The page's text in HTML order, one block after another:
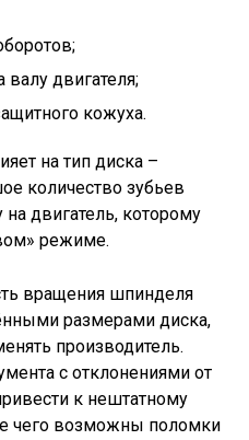
двигателя;
кожуха.
на тип диска –
количество зубьев
двигатель, которому
режиме.
вращения шпинделя
размерами диска,
производитель.
с отклонениями от
к нештатному
чего возможны поломки